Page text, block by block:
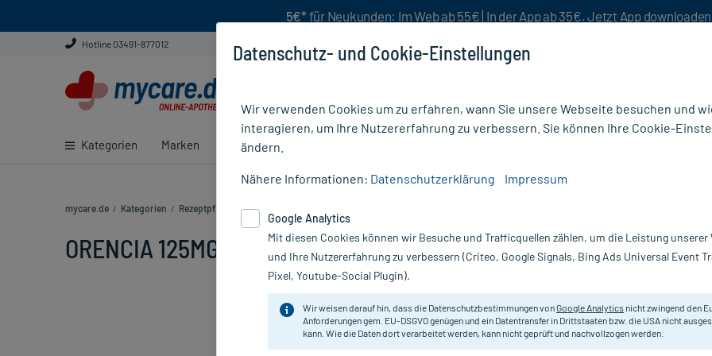
5€* für Neukunden: Im Web ab 55€ | In der App ab 35€. Jetzt App downloaden
Hotline 03491-877012
Kategorien Marken Ratgeber
mycare.de / Kategorien / Rezeptpflichtige Medikamente
ORENCIA 125MG FERTIGSPR, 3X4 St ORENCIA 125 mg Injektionslösung
Inhalt:
PZN:
Hersteller:
Datenschutz- und Cookie-Einstellungen
Wir verwenden Cookies um zu erfahren, wann Sie unsere Webseite besuchen und
interagieren, um Ihre Nutzererfahrung zu verbessern. Sie können Ihre Cookie-
ändern.
Nähere Informationen: Datenschutzerklärung Impressum
Google Analytics
Mit diesen Cookies können wir Besuche und Trafficquellen zählen, um die Leistung unserer
und Ihre Nutzererfahrung zu verbessern (Criteo, Google Signals, Bing Ads Universal Event
Pixel, Youtube-Social Plugin).
Wir weisen darauf hin, dass die Datenschutzbestimmungen vonGoogle Analytics nicht zwingend den
Anforderungen gem. EU-DSGVO genügen und ein Datentransfer in Drittstaaten bzw. die USA nicht
kann. Wie die Daten dort verarbeitet werden, kann nicht geprüft und nachvollzogen werden.